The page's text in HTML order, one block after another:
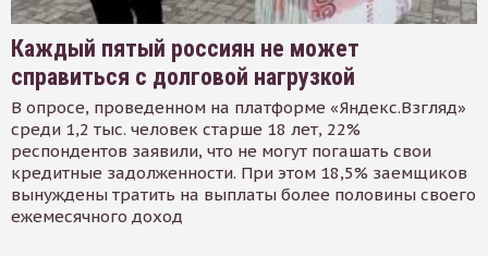
Каждый пятый россиян не может
справиться с долговой нагрузкой
В опросе, проведенном на платформе «Яндекс.Взгляд»
среди 1,2 тыс. человек старше 18 лет, 22%
респондентов заявили, что не могут погашать свои
кредитные задолженности. При этом 18,5% заемщиков
вынуждены тратить на выплаты более половины своего
ежемесячного доход